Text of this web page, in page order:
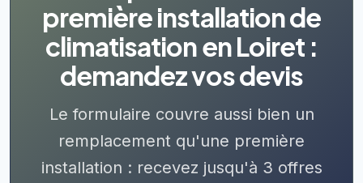
première installation de
climatisation en Loiret :
demandez vos devis
Le formulaire couvre aussi bien un
remplacement qu'une première
installation : recevez jusqu'à 3 offres